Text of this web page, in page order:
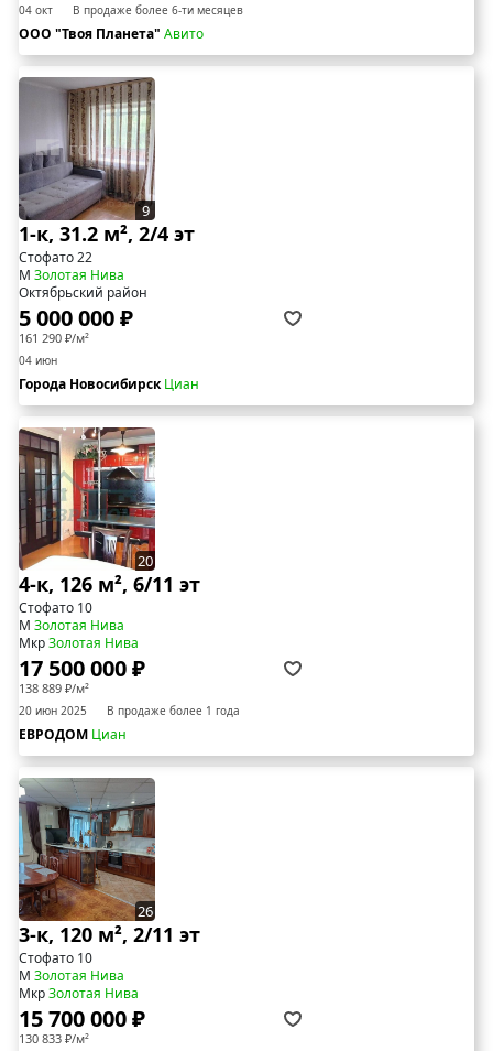
04 окт В продаже более 6-ти месяцев
ООО "Твоя Планета" Авито
9
1-к, 31.2 м², 2/4 эт
Стофато 22
М Золотая Нива
Октябрьский район
5 000 000 ₽
161 290 ₽/м²
04 июн
Города НовосибирскЦиан
20
4-к, 126 м², 6/11 эт
Стофато 10
М Золотая Нива
МкрЗолотая Нива
17 500 000 ₽
138 889 ₽/м²
20 июн 2025 В продаже более 1 года
ЕВРОДОМ Циан
26
3-к, 120 м², 2/11 эт
Стофато 10
М Золотая Нива
МкрЗолотая Нива
15 700 000 ₽
130 833 ₽/м²